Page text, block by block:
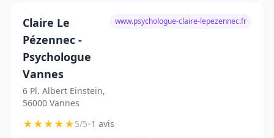
Claire Le
Pézennec -
Psychologue
Vannes
6 Pl. Albert Einstein,
56000 Vannes
www.psychologue-claire-lepezennec.fr
★★★★★5/5•1 avis